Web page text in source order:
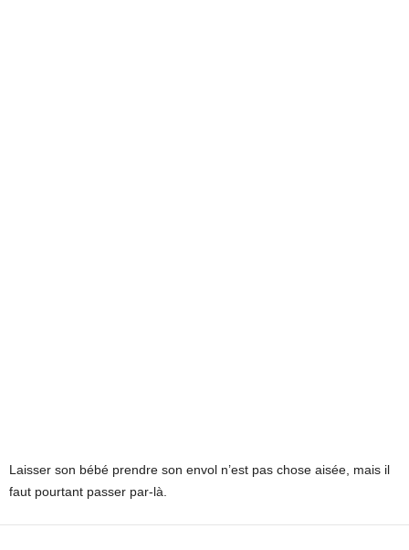
Laisser son bébé prendre son envol n’est pas chose aisée, mais il
faut pourtant passer par-là.